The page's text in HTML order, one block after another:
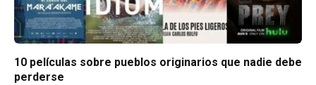
10 películas sobre pueblos originarios que nadie debe
perderse